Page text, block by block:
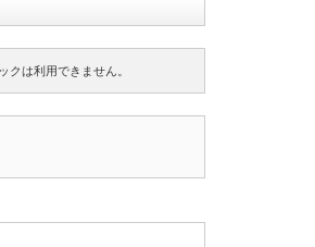
クは利用できません。